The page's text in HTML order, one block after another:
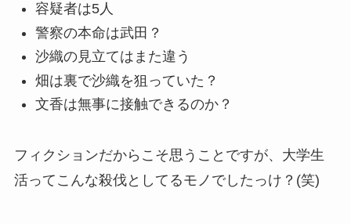
容疑者は5人
警察の本命は武田？
沙織の見立てはまた違う
畑は裏で沙織を狙っていた？
文香は無事に接触できるのか？
フィクションだからこそ思うことですが、大学生
活ってこんな殺伐としてるモノでしたっけ？(笑)